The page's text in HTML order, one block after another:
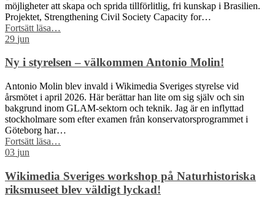
möjligheter att skapa och sprida tillförlitlig, fri kunskap i Brasilien.
Projektet, Strengthening Civil Society Capacity for…
Fortsätt läsa
Wikimedia
får
Sida-
finansiering
för
att
civilsamhället
fri
kunskap”
…
29 jun
Ny i styrelsen – välkommen Antonio Molin!
Antonio Molin blev invald i Wikimedia Sveriges styrelse vid
årsmötet i april 2026. Här berättar han lite om sig själv och sin
bakgrund inom GLAM-sektorn och teknik. Jag är en inflyttad
stockholmare som efter examen från konservatorsprogrammet i
Göteborg har…
Fortsätt läsa
–
välkommen
Antonio
…
03 jun
Wikimedia Sveriges workshop på Naturhistoriska
riksmuseet blev väldigt lyckad!